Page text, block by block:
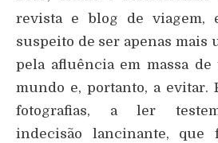
revista e blog de viagem,
suspeito de ser apenas mais
pela afluência em massa
mundo e, portanto, a evitar.
fotografias, a ler
indecisão lancinante, que